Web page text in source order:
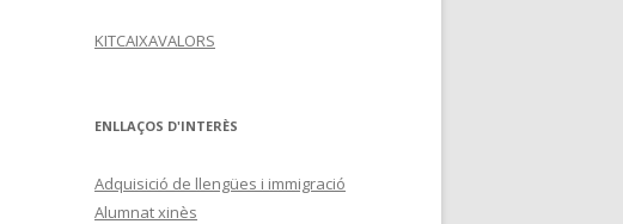
KITCAIXAVALORS
ENLLAÇOS D'INTERÈS
Adquisició de llengües i immigració
Alumnat xinès